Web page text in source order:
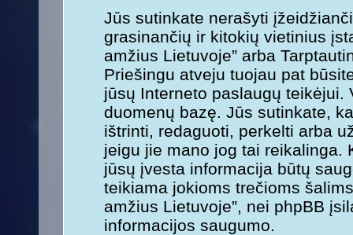
Jūs sutinkate nerašyti
grasinančių ir kitokių vietinius
amžius Lietuvoje” arba
Priešingu atveju tuojau pat
jūsų Interneto paslaugų
duomenų bazę. Jūs sutinkate,
ištrinti, redaguoti, perkelti arba
jeigu jie mano jog tai reikalinga.
jūsų įvesta informacija būtų
teikiama jokioms trečioms
amžius Lietuvoje”, nei phpBB
informacijos saugumo.